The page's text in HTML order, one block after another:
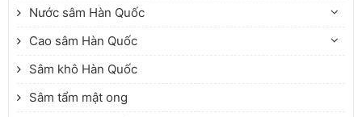
Nước sâm Hàn Quốc
Cao sâm Hàn Quốc
Sâm khô Hàn Quốc
Sâm tẩm mật ong